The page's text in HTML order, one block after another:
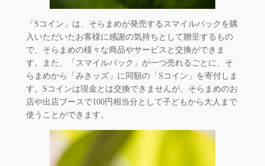
「Sコイン」は、そらまめが発売するスマイルパックを購
入いただいたお客様に感謝の気持ちとして贈呈するもの
で、そらまめの様々な商品やサービスと交換ができま
す。また、「スマイルパック」が一つ売れるごとに、そ
らまめから「みきッズ」に同額の「Sコイン」を寄付しま
す。Sコインは現金とは交換できませんが、そらまめのお
店や出店ブースで100円相当分として子どもから大人まで
使うことができます。